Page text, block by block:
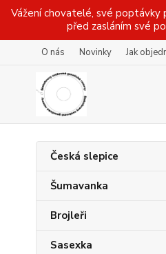
Vážení chovatelé, své poptávky
před zasláním své
O nás Novinky Jak
Česká slepice
Šumavanka
Brojleři
Sasexka